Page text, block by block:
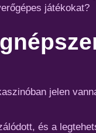
játékokat?
jelen
és a